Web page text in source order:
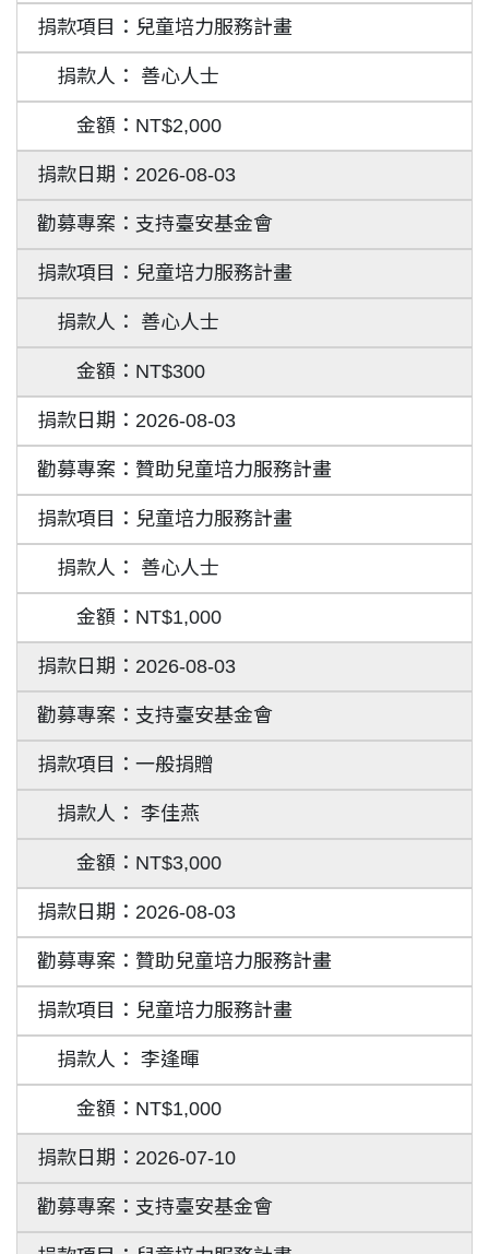
兒童培力服務計畫
善心人士
NT$2,000
2026-08-03
支持臺安基金會
兒童培力服務計畫
善心人士
NT$300
2026-08-03
贊助兒童培力服務計畫
兒童培力服務計畫
善心人士
NT$1,000
2026-08-03
支持臺安基金會
一般捐贈
李佳燕
NT$3,000
2026-08-03
贊助兒童培力服務計畫
兒童培力服務計畫
李逢暉
NT$1,000
2026-07-10
支持臺安基金會